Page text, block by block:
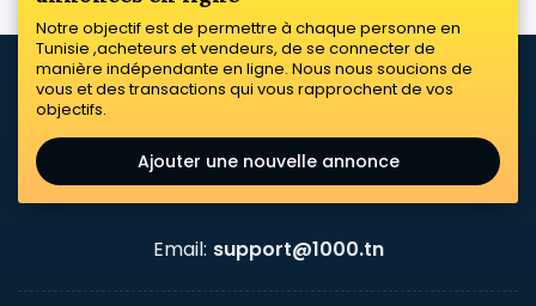
Notre objectif est de permettre à chaque personne en
Tunisie ,acheteurs et vendeurs, de se connecter de
manière indépendante en ligne. Nous nous soucions de
vous et des transactions qui vous rapprochent de vos
objectifs.
Ajouter une nouvelle annonce
Email: support@1000.tn